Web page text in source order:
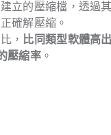
立的壓縮檔，透過
確解壓縮。
， 比同類型軟體高出
壓縮率。